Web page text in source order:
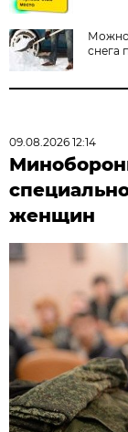
Можно
снега
09.08.2026 12:14
женщин